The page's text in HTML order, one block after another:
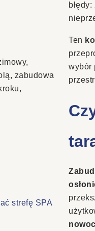
,
, zabudowa
,
strefę SPA
Ten
wybór